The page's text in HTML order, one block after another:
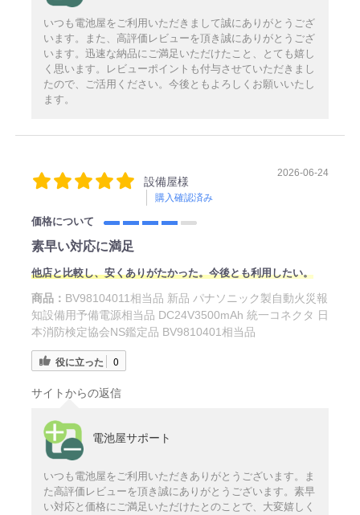
いつも電池屋をご利用いただきまして誠にありがとうござ
います。また、高評価レビューを頂き誠にありがとうござ
います。迅速な納品にご満足いただけたこと、とても嬉し
く思います。レビューポイントも付与させていただきまし
たので、ご活用ください。今後ともよろしくお願いいたし
ます。
設備屋様
購入確認済み
2026-06-24
価格について
素早い対応に満足
他店と比較し、安くありがたかった。今後とも利用したい。
商品： BV98104011相当品 新品 パナソニック製自動火災報
知設備用予備電源相当品 DC24V3500mAh 統一コネクタ 日
本消防検定協会NS鑑定品 BV9810401相当品
役に立った 0
サイトからの返信
電池屋サポート
いつも電池屋をご利用いただきありがとうございます。ま
た高評価レビューを頂き誠にありがとうございます。素早
い対応と価格にご満足いただけたとのことで、大変嬉しく